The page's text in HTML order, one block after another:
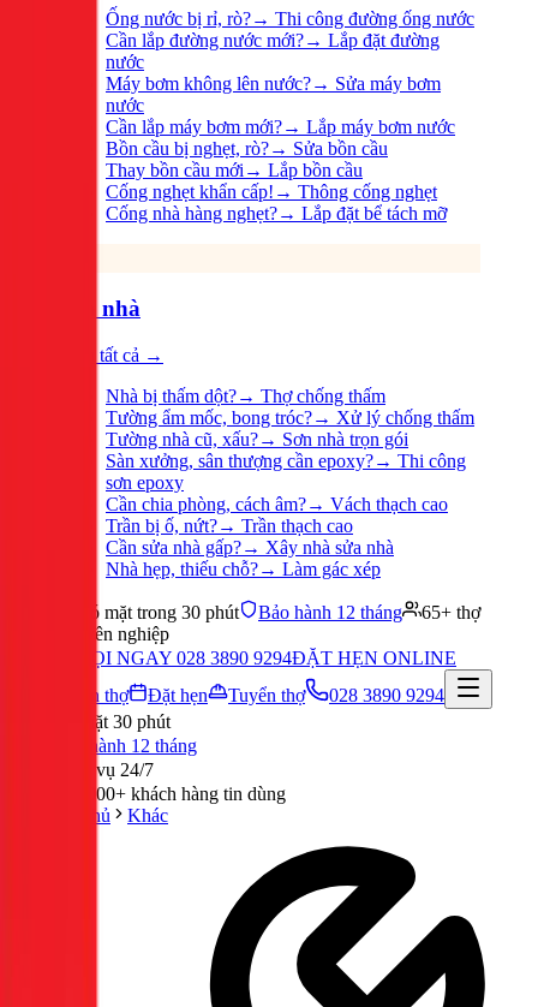
Ống nước bị rỉ, rò?→ Thi công đường ống nước
Cần lắp đường nước mới?→ Lắp đặt đường
nước
Máy bơm không lên nước?→ Sửa máy bơm
nước
Cần lắp máy bơm mới?→ Lắp máy bơm nước
Bồn cầu bị nghẹt, rò?→ Sửa bồn cầu
Thay bồn cầu mới → Lắp bồn cầu
Cống nghẹt khẩn cấp! → Thông cống nghẹt
Cống nhà hàng nghẹt?→ Lắp đặt bể tách mỡ
Sửa nhà
Xem tất cả →
Nhà bị thấm dột?→ Thợ chống thấm
Tường ẩm mốc, bong tróc?→ Xử lý chống thấm
Tường nhà cũ, xấu?→ Sơn nhà trọn gói
Sàn xưởng, sân thượng cần epoxy?→ Thi công
sơn epoxy
Cần chia phòng, cách âm?→ Vách thạch cao
Trần bị ố, nứt?→ Trần thạch cao
Cần sửa nhà gấp?→ Xây nhà sửa nhà
Nhà hẹp, thiếu chỗ?→ Làm gác xép
Có mặt trong 30 phút Bảo hành 12 tháng
65+ thợ
chuyên nghiệp
GỌI NGAY 028 3890 9294ĐẶT HẸN ONLINE
Tuyển thợ
Đặt hẹn Tuyển thợ
028 3890 9294
Có mặt 30 phút
Bảo hành 12 tháng
Phục vụ 24/7
300,000+ khách hàng tin dùng
Trang chủ
Khác